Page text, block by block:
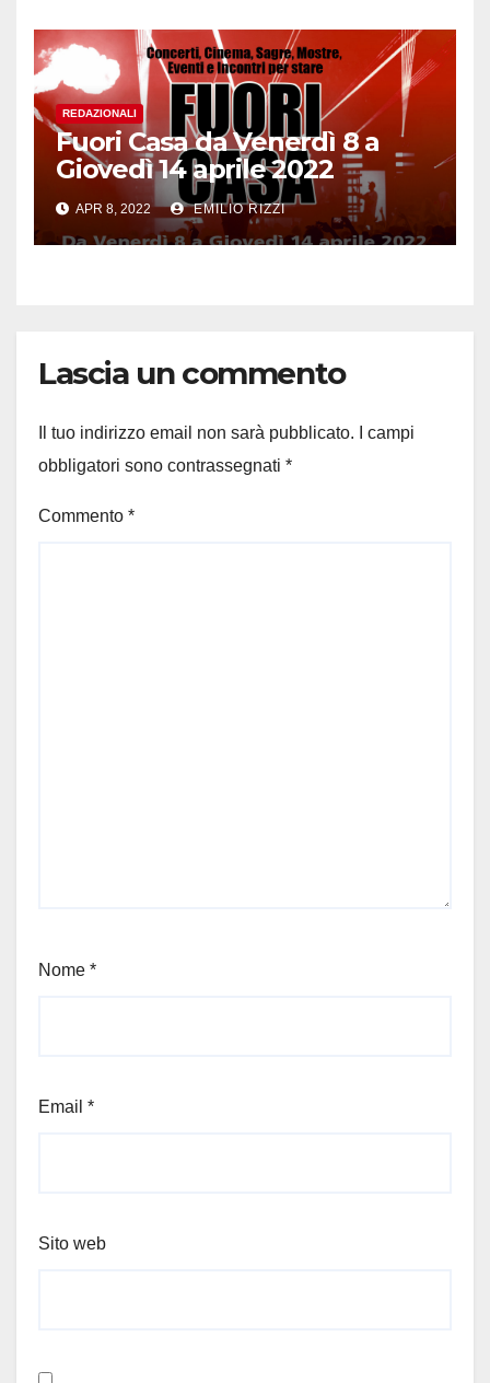
REDAZIONALI
Fuori Casa da Venerdì 8 a
Giovedì 14 aprile 2022
APR 8, 2022 EMILIO RIZZI
Lascia un commento
Il tuo indirizzo email non sarà pubblicato.
I campi
obbligatori sono contrassegnati *
Commento *
Nome *
Email *
Sito web